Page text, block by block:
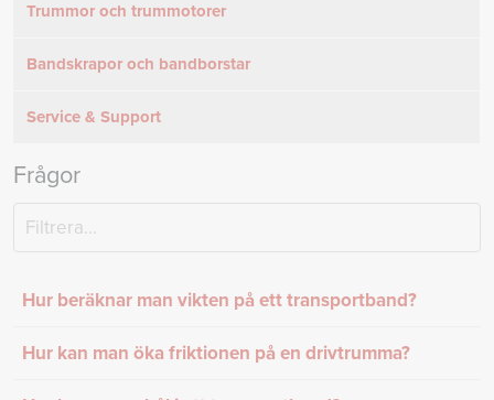
Trummor och trummotorer
Bandskrapor och bandborstar
Service & Support
Frågor
Hur beräknar man vikten på ett transportband?
Hur kan man öka friktionen på en drivtrumma?